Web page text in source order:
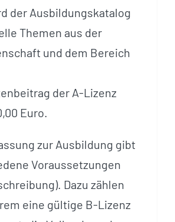
der Ausbildungskatalog
Themen aus der
und dem Bereich
der A-Lizenz
Euro.
zur Ausbildung gibt
Voraussetzungen
Dazu zählen
eine gültige B-Lizenz